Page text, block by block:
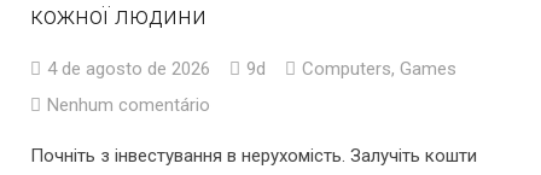
кожної людини
4 de agosto de 2026 9d
Computers, Games
Nenhum comentário
Почніть з інвестування в нерухомість. Залучіть кошти